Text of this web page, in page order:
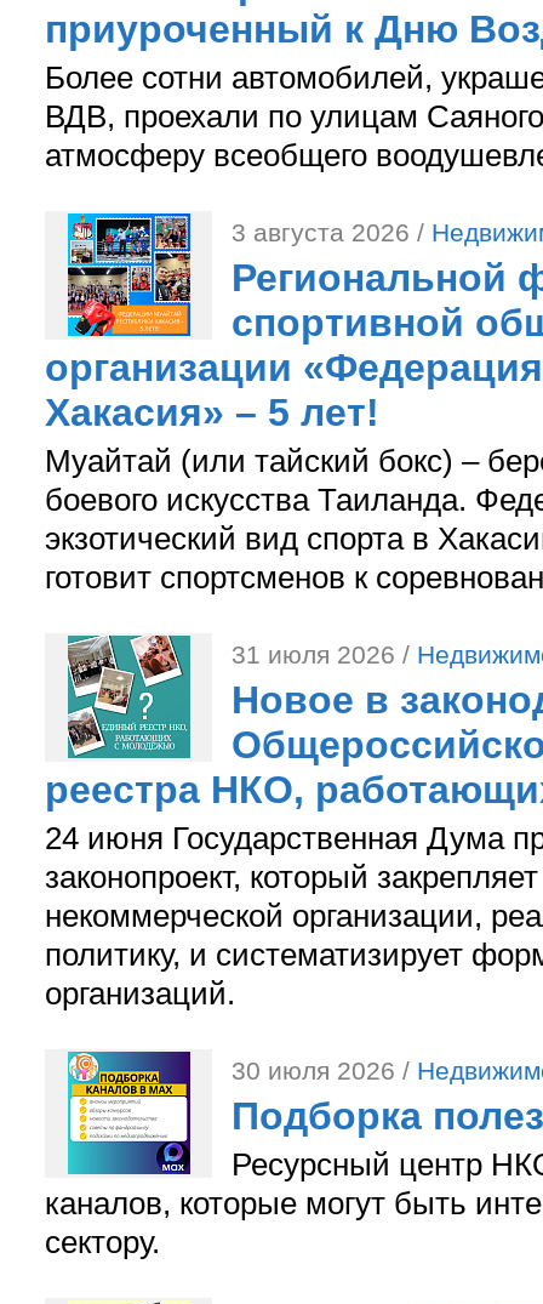
приуроченный к Дню
Более сотни автомобилей,
ВДВ, проехали по улицам
атмосферу всеобщего
3 августа 2026 /
Региональной
спортивной
организации
Хакасия» – 5 лет!
Муайтай (или тайский бокс) –
боевого искусства Таиланда.
экзотический вид спорта в
готовит спортсменов к
31 июля 2026 /
Новое в
реестра НКО,
24 июня Государственная Дума
законопроект, который
некоммерческой организации,
политику, и систематизирует
организаций.
30 июля 2026 /
Подборка
Ресурсный центр
каналов, которые могут быть
сектору.